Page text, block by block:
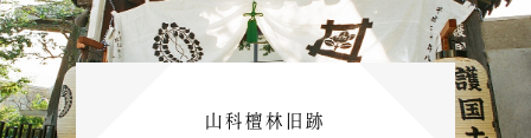
山科檀林旧跡